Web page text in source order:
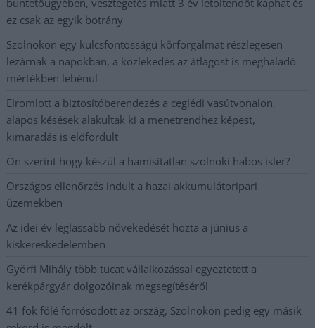
ez csak az egyik botrány
Szolnokon egy kulcsfontosságú körforgalmat részlegesen
lezárnak a napokban, a közlekedés az átlagost is meghaladó
mértékben lebénul
Elromlott a biztosítóberendezés a ceglédi vasútvonalon,
alapos késések alakultak ki a menetrendhez képest,
kimaradás is előfordult
Ön szerint hogy készül a hamisítatlan szolnoki habos isler?
Országos ellenőrzés indult a hazai akkumulátoripari
üzemekben
Az idei év leglassabb növekedését hozta a június a
kiskereskedelemben
Györfi Mihály több tucat vállalkozással egyeztetett a
kerékpárgyár dolgozóinak megsegítéséről
41 fok fölé forrósodott az ország, Szolnokon pedig egy másik